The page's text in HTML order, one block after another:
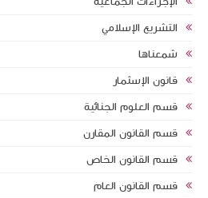
التشريع الإسلامي
شمعناها
قانون الإسثمار
قسم العلوم الجنائية
قسم القانون المقارن
قسم القانون الخاص
قسم القانون العام